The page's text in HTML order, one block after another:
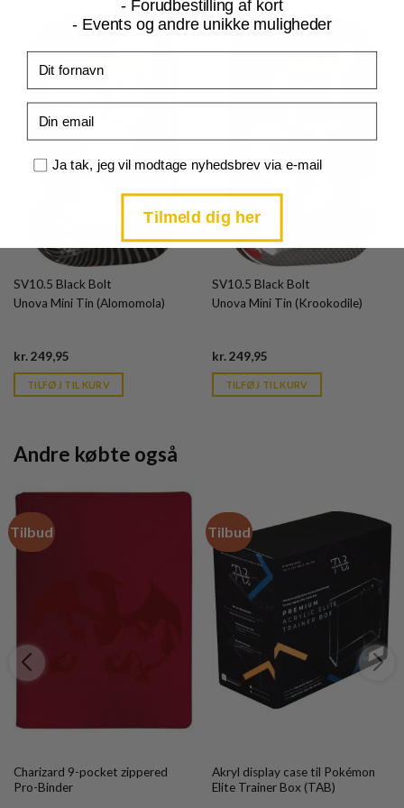
SV10.5 Black Bolt
Unova Mini Tin (Alomomola)
kr.249,95
is:
kr. 39,95.
TILFØJ TIL KURV
SV10.5 Black Bolt
Unova Mini Tin (Krookodile)
kr.249,95Current
is:
kr. 39,95.
TILFØJ TIL KURV
Andre købte også
Tilbud
Charizard 9-pocket zippered
Pro-Binder
Tilbud
Akryl display case til Pokémon
Elite Trainer Box (TAB)
- Forudbestilling af kort
- Events og andre unikke muligheder
Samtykke
Ja tak, jeg vil modtage nyhedsbrev via e-mail
Tilmeld dig her